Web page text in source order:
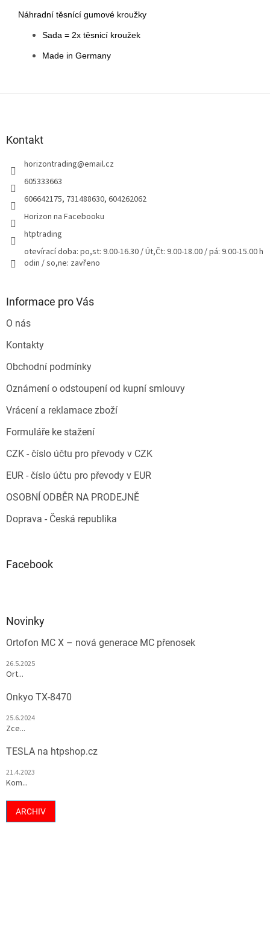
Náhradní těsnící gumové kroužky
Sada = 2x těsnicí kroužek
Made in Germany
Kontakt
horizontrading@email.cz
605333663
606642175, 731488630, 604262062
Horizon na Facebooku
htptrading
otevírací doba: po,st: 9.00-16.30 / Út,Čt: 9.00-18.00 / pá: 9.00-15.00 h
odin / so,ne: zavřeno
Informace pro Vás
O nás
Kontakty
Obchodní podmínky
Oznámení o odstoupení od kupní smlouvy
Vrácení a reklamace zboží
Formuláře ke stažení
CZK - číslo účtu pro převody v CZK
EUR - číslo účtu pro převody v EUR
OSOBNÍ ODBĚR NA PRODEJNĚ
Doprava - Česká republika
Facebook
Novinky
Ortofon MC X – nová generace MC přenosek
26.5.2025
Ort...
Onkyo TX-8470
25.6.2024
Zce...
TESLA na htpshop.cz
21.4.2023
Kom...
ARCHIV